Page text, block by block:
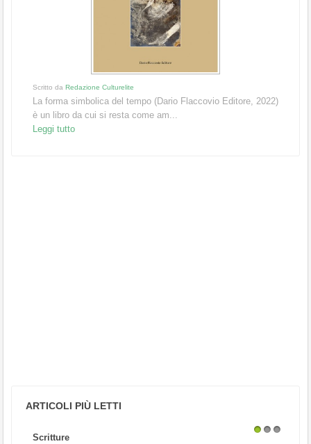
Scritto da Redazione Culturelite
La forma simbolica del tempo (Dario Flaccovio Editore, 2022)
è un libro da cui si resta come am...
Leggi tutto
ARTICOLI PIÙ LETTI
Scritture